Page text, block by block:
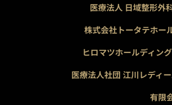
医療法人 日域整形外
株式会社トータテホー
ヒロマツホールディン
医療法人社団 江川レディ
有限